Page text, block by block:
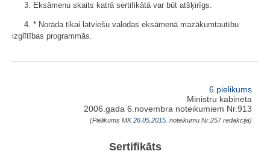
3. Eksāmenu skaits katrā sertifikātā var būt atšķirīgs.
4. * Norāda tikai latviešu valodas eksāmenā mazākumtautību
izglītības programmās.
6.pielikums
Ministru kabineta
2006.gada 6.novembra noteikumiem Nr.913
(Pielikums MK26.05.2015. noteikumu Nr.257 redakcijā)
Sertifikāts